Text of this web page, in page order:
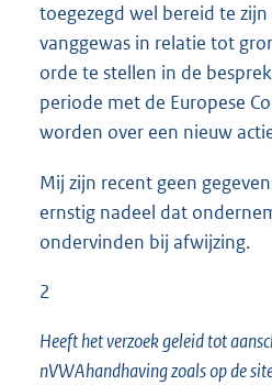
toegezegd wel bereid te
vanggewas in relatie tot
orde te stellen in de
periode met de Europese
worden over een nieuw
Mij zijn recent geen
ernstig nadeel dat
ondervinden bij afwijzing.
2
Heeft het verzoek geleid tot
nVWAhandhaving zoals op de